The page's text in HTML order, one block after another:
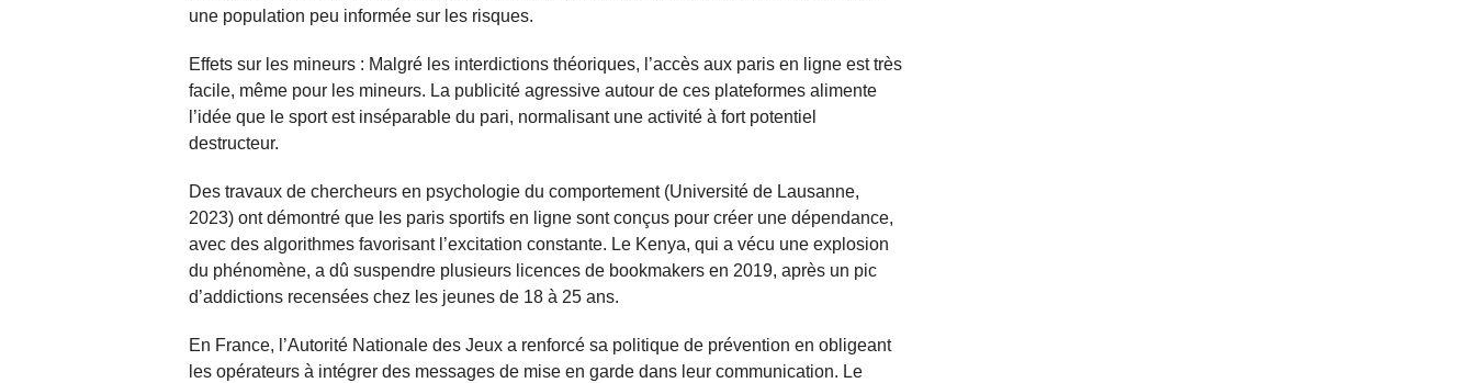
une population peu informée sur les risques.
Effets sur les mineurs : Malgré les interdictions théoriques, l’accès aux paris en ligne est très
facile, même pour les mineurs. La publicité agressive autour de ces plateformes alimente
l’idée que le sport est inséparable du pari, normalisant une activité à fort potentiel
destructeur.
Des travaux de chercheurs en psychologie du comportement (Université de Lausanne,
2023) ont démontré que les paris sportifs en ligne sont conçus pour créer une dépendance,
avec des algorithmes favorisant l’excitation constante. Le Kenya, qui a vécu une explosion
du phénomène, a dû suspendre plusieurs licences de bookmakers en 2019, après un pic
d’addictions recensées chez les jeunes de 18 à 25 ans.
En France, l’Autorité Nationale des Jeux a renforcé sa politique de prévention en obligeant
les opérateurs à intégrer des messages de mise en garde dans leur communication. Le